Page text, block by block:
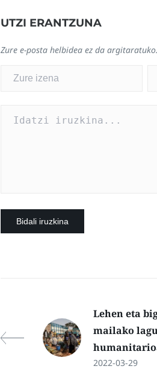
UTZI ERANTZUNA
Zure e-posta helbidea ez da argitaratuko.
Lehen eta
mailako
2022-03-29